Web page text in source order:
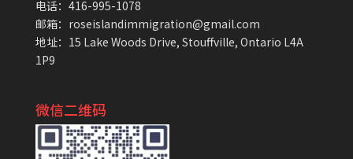
电话：416-995-1078
邮箱：roseislandimmigration@gmail.com
地址：15 Lake Woods Drive, Stouffville, Ontario L4A
1P9
微信二维码